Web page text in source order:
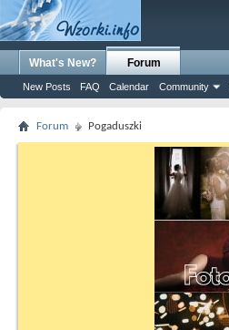
What's New? Forum
New Posts FAQ Calendar Community
Forum Pogaduszki